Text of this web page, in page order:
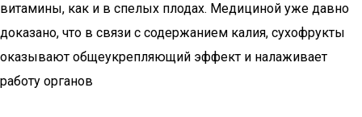
витамины, как и в спелых плодах. Медициной уже давно
доказано, что в связи с содержанием калия, сухофрукты
оказывают общеукрепляющий эффект и налаживает
работу органов